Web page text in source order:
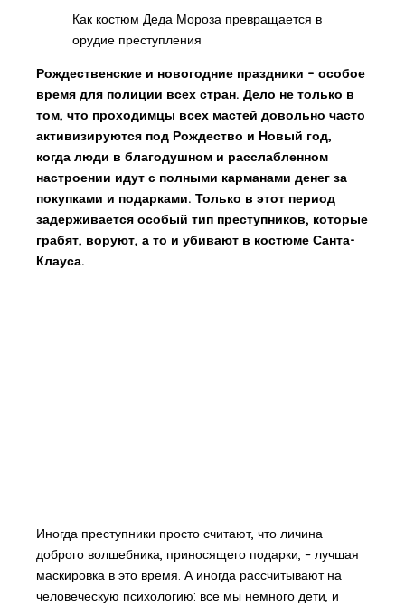
Как костюм Деда Мороза превращается в
орудие преступления
Рождественские и новогодние праздники – особое
время для полиции всех стран. Дело не только в
том, что проходимцы всех мастей довольно часто
активизируются под Рождество и Новый год,
когда люди в благодушном и расслабленном
настроении идут с полными карманами денег за
покупками и подарками. Только в этот период
задерживается особый тип преступников, которые
грабят, воруют, а то и убивают в костюме Санта-
Клауса.
Иногда преступники просто считают, что личина
доброго волшебника, приносящего подарки, – лучшая
маскировка в это время. А иногда рассчитывают на
человеческую психологию: все мы немного дети, и